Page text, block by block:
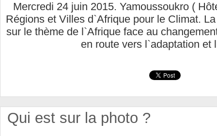
Mercredi 24 juin 2015. Yamoussoukro (
Régions et Villes d`Afrique pour le Climat.
sur le thème de l`Afrique face au
en route vers l`adaptation et
Qui est sur la photo ?